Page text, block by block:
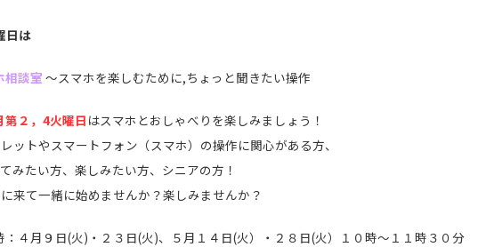
日は
相談室 ～スマホを楽しむために,ちょっと聞きたい操作
２，4火曜日 はスマホとおしゃべりを楽しみましょう！
ットやスマートフォン（スマホ）の操作に関心がある方、
みたい方、楽しみたい方、シニアの方！
来て一緒に始めませんか？楽しみませんか？
：４月９日(火)・２３日(火)、５月１４日(火）・２８日(火）１０時～１１時３０分